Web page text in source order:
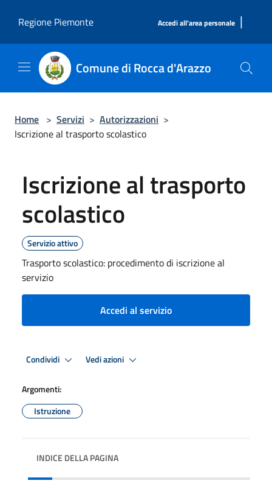
Regione Piemonte
Accedi all'area personale |
Comune di Rocca d'Arazzo
Home > Servizi > Autorizzazioni >
Iscrizione al trasporto scolastico
Iscrizione al trasporto
scolastico
Servizio attivo
Trasporto scolastico: procedimento di iscrizione al
servizio
Accedi al servizio
Condividi Vedi azioni
Argomenti:
Istruzione
INDICE DELLA PAGINA